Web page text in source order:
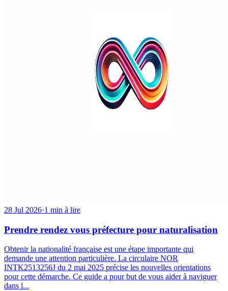
28 Jul 2026·1 min à lire
Prendre rendez vous préfecture pour naturalisation
Obtenir la nationalité française est une étape importante qui
demande une attention particulière. La circulaire NOR
INTK2513256J du 2 mai 2025 précise les nouvelles orientations
pour cette démarche. Ce guide a pour but de vous aider à naviguer
dans l...